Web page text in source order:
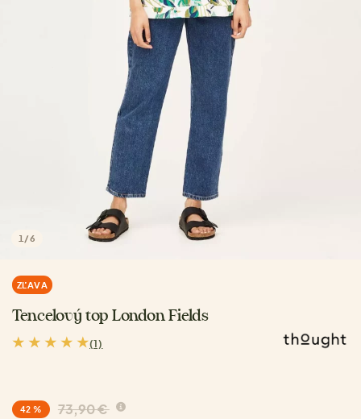
1 /6
ZĽAVA
Tencelový top London Fields
(1)
42 % 73,90 €